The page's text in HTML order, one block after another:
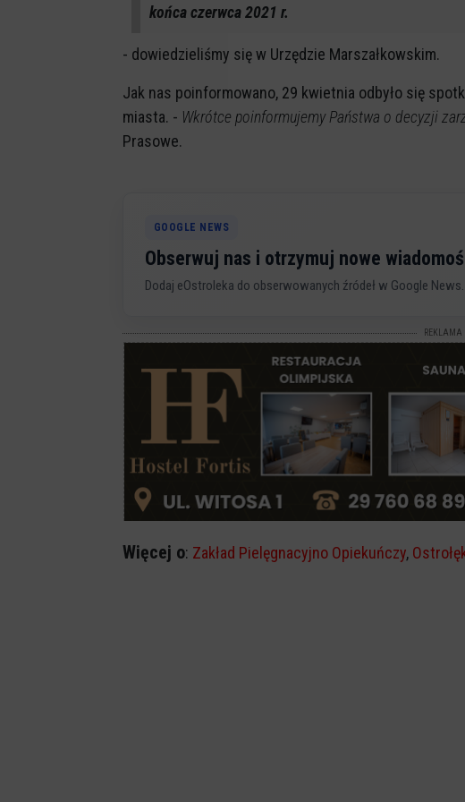
końca czerwca 2021 r.
- dowiedzieliśmy się w Urzędzie Marszałkowskim.
Jak nas poinformowano, 29 kwietnia odbyło się
miasta. - Wkrótce poinformujemy Państwa o decyzji
Prasowe.
GOOGLE NEWS
Obserwuj nas i otrzymuj nowe
Dodaj eOstroleka do obserwowanych źródeł w Google News.
REKLAMA
Więcej o: Zakład Pielęgnacyjno Opiekuńczy,